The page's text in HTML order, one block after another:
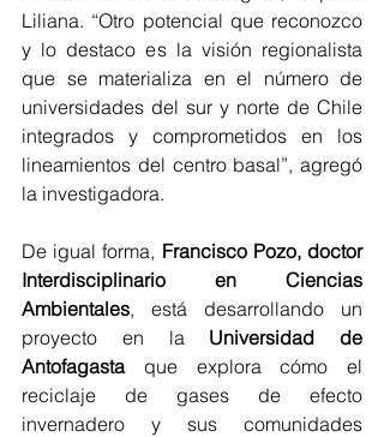
Liliana. “Otro potencial que reconozco
y lo destaco es la visión regionalista
que se materializa en el número de
universidades del sur y norte de Chile
integrados y comprometidos en los
lineamientos del centro basal”, agregó
la investigadora.
De igual forma, Francisco Pozo, doctor
Interdisciplinario en Ciencias
Ambientales
proyecto en la Universidad de
Antofagasta que explora cómo el
reciclaje de gases de efecto
invernadero y sus comunidades